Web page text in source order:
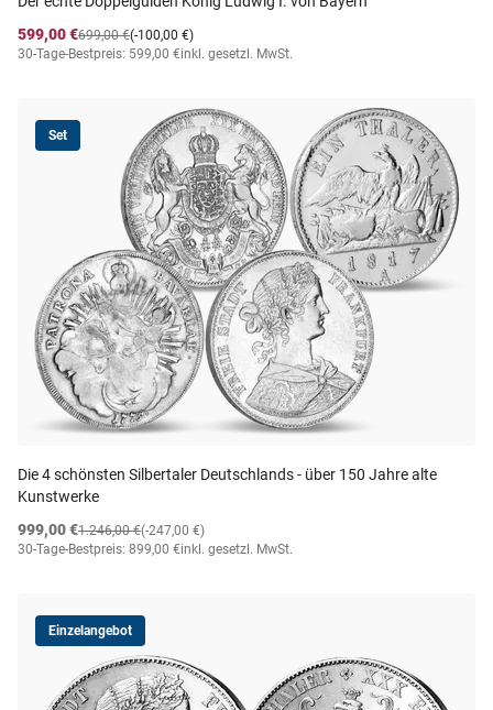
599,00 €
(-100,00 €)
699,00 €
30-Tage-Bestpreis: 599,00 €inkl. gesetzl. MwSt.
Set
Die 4 schönsten Silbertaler Deutschlands - über 150 Jahre alte
Kunstwerke
999,00 €
(-247,00 €)
1.246,00 €
30-Tage-Bestpreis: 899,00 €inkl. gesetzl. MwSt.
Einzelangebot